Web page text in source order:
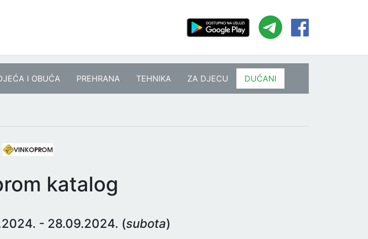
I OBUĆA PREHRANA TEHNIKA ZA DJECU DUĆANI
katalog
- 28.09.2024. (subota)